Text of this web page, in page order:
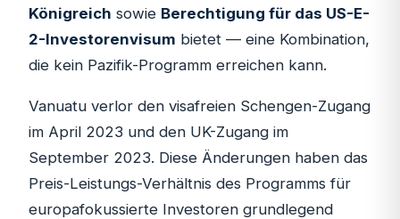
Königreich sowie Berechtigung für das US-E-
2-Investorenvisum bietet — eine Kombination,
die kein Pazifik-Programm erreichen kann.
Vanuatu verlor den visafreien Schengen-Zugang
im April 2023 und den UK-Zugang im
September 2023. Diese Änderungen haben das
Preis-Leistungs-Verhältnis des Programms für
europafokussierte Investoren grundlegend